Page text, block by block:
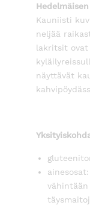
Kauniisti
neljää
lakritsit ovat
näyttävät
vähintään